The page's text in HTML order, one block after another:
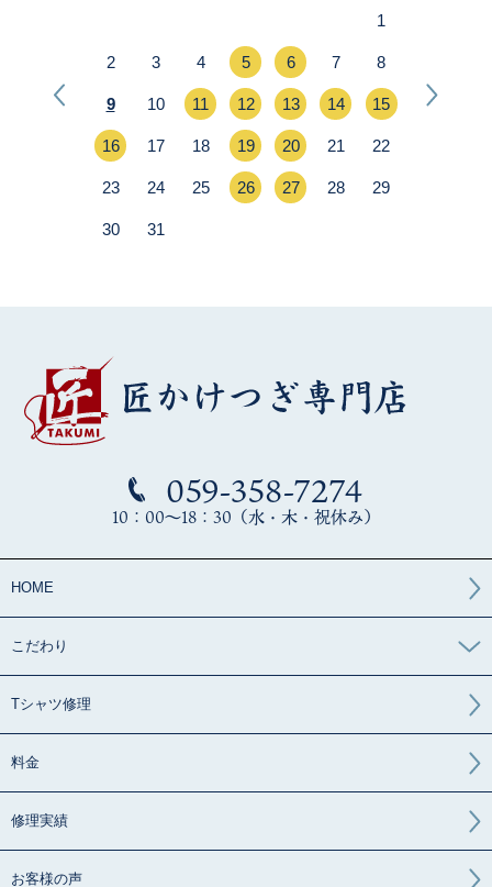
059-358-7274
10：00～18：30（水・木・祝休み）
HOME
こだわり
Tシャツ修理
料金
修理実績
お客様の声